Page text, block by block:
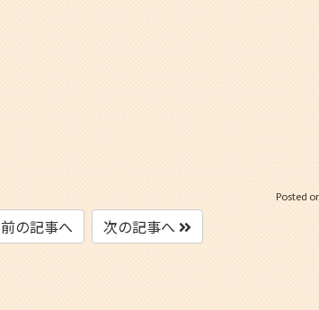
Posted
前の記事へ 次の記事へ